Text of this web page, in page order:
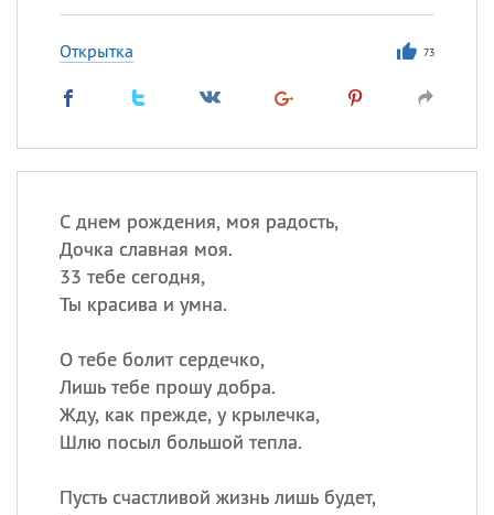
Открытка 73
С днем рождения, моя радость,
Дочка славная моя.
33 тебе сегодня,
Ты красива и умна.
О тебе болит сердечко,
Лишь тебе прошу добра.
Жду, как прежде, у крылечка,
Шлю посыл большой тепла.
Пусть счастливой жизнь лишь будет,
Посмотреть значениеи
происхождение